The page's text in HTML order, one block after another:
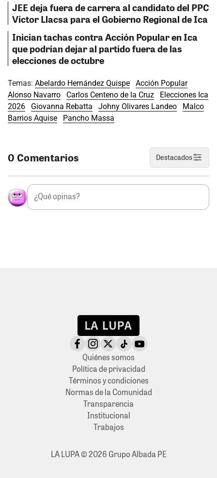
JEE deja fuera de carrera al candidato del PPC
Víctor Llacsa para el Gobierno Regional de Ica
Inician tachas contra Acción Popular en Ica
que podrían dejar al partido fuera de las
elecciones de octubre
Temas: Abelardo Hernández Quispe
Acción Popular
Alonso Navarro
Carlos Centeno de la Cruz
Elecciones Ica
2026
Giovanna Rebatta Johny Olivares Landeo
Malco
Barrios Aquise
Pancho Massa
0 Comentarios Destacados
Quiénes somos
Política de privacidad
Términos y condiciones
Normas de la Comunidad
Transparencia
Institucional
Trabajos
LA LUPA © 2026 Grupo Albada PE